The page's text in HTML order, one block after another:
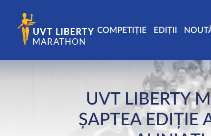
COMPETIȚIE EDIȚII
UVT LIBERTY
ȘAPTEA EDIȚIE